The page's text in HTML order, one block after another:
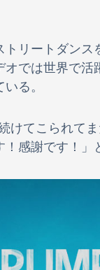
で同情を買おう
警察官を突き飛ば
姿であたシコが
リートダン
オでは世界で
る。
けてこられて
感謝です！」